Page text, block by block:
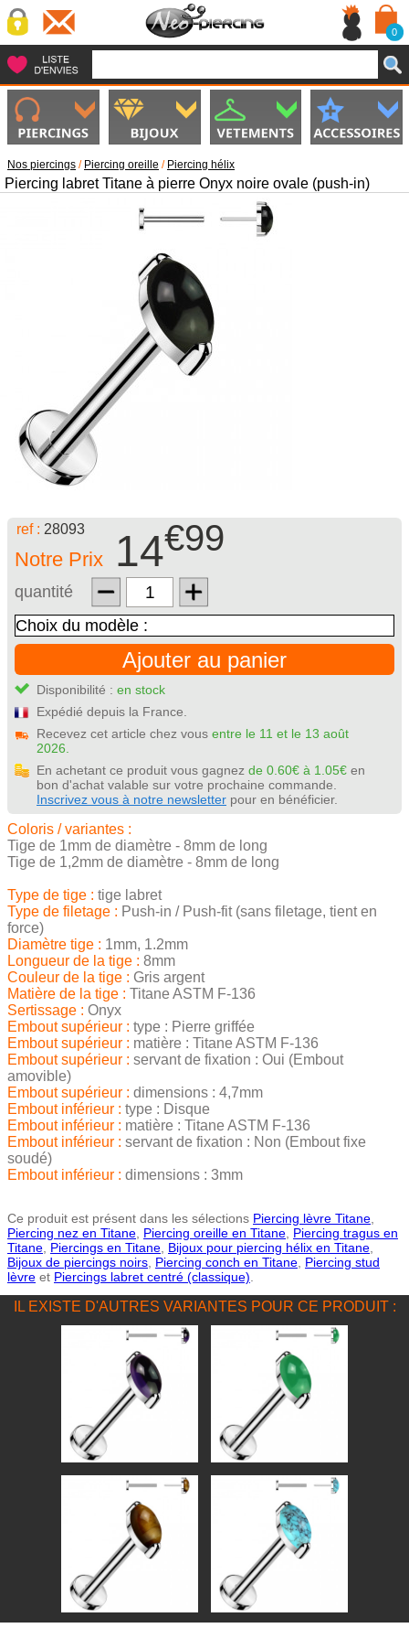
0
Nos piercings / Piercing oreille / Piercing hélix
Piercing labret Titane à pierre Onyx noire ovale (push-in)
ref : 28093
Notre Prix 14€99
quantité
Ajouter au panier
Disponibilité : en stock
Expédié depuis la France.
Recevez cet article chez vous entre le 11 et le 13 août
2026.
En achetant ce produit vous gagnez de 0.60€ à 1.05€ en
bon d'achat valable sur votre prochaine commande.
Inscrivez vous à notre newsletter pour en bénéficier.
Coloris / variantes :
Tige de 1mm de diamètre - 8mm de long
Tige de 1,2mm de diamètre - 8mm de long
Type de tige : tige labret
Type de filetage : Push-in / Push-fit (sans filetage, tient en
force)
Diamètre tige : 1mm, 1.2mm
Longueur de la tige : 8mm
Couleur de la tige : Gris argent
Matière de la tige : Titane ASTM F-136
Sertissage : Onyx
Embout supérieur : type : Pierre griffée
Embout supérieur : matière : Titane ASTM F-136
Embout supérieur : servant de fixation : Oui (Embout
amovible)
Embout supérieur : dimensions : 4,7mm
Embout inférieur : type : Disque
Embout inférieur : matière : Titane ASTM F-136
Embout inférieur : servant de fixation : Non (Embout fixe
soudé)
Embout inférieur : dimensions : 3mm
Ce produit est présent dans les sélections Piercing lèvre Titane,
Piercing nez en Titane, Piercing oreille en Titane, Piercing tragus en
Titane, Piercings en Titane, Bijoux pour piercing hélix en Titane,
Bijoux de piercings noirs, Piercing conch en Titane, Piercing stud
lèvre et Piercings labret centré (classique).
IL EXISTE D'AUTRES VARIANTES POUR CE PRODUIT :